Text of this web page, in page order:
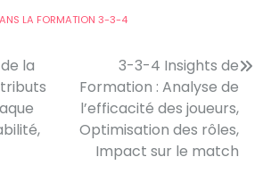
LA FORMATION 3-3-4
la
3-3-4 Insights de
Formation : Analyse de
l’efficacité des joueurs,
Optimisation des rôles,
Impact sur le match